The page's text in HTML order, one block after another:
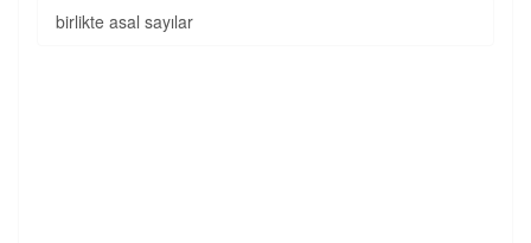
birlikte asal sayılar